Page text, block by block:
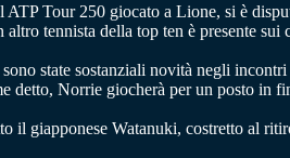
ATP Tour 250 giocato a Lione, si è
tennista della top ten è presente
state sostanziali novità negli
Norrie giocherà per un posto in
il giapponese Watanuki, costretto al